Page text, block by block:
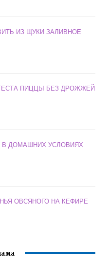
ИЗ ЩУКИ ЗАЛИВНОЕ
ПИЦЦЫ БЕЗ ДРОЖЖЕЙ
В ДОМАШНИХ УСЛОВИЯХ
ОВСЯНОГО НА КЕФИРЕ